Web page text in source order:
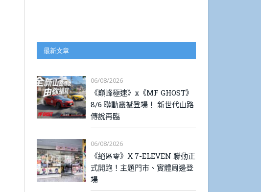
最新文章
06/08/2026
《巔峰極速》x《MF GHOST》
8/6 聯動震撼登場！ 新世代山路
傳說再臨
06/08/2026
《絕區零》X 7-ELEVEN 聯動正
式開跑！主題門市、實體周邊登
場